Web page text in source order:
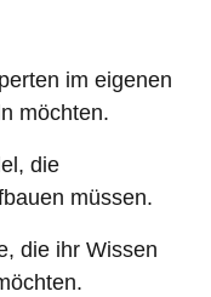
im eigenen
möchten.
die
müssen.
die ihr Wissen